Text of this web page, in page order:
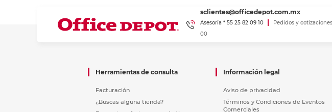
sclientes@officedepot.com.mx
Asesoría * 55 25 82 09 10
Pedidos y
00
Herramientas de consulta
Facturación
¿Buscas alguna tienda?
Información legal
Aviso de privacidad
Términos y Condiciones de Eventos
Comerciales